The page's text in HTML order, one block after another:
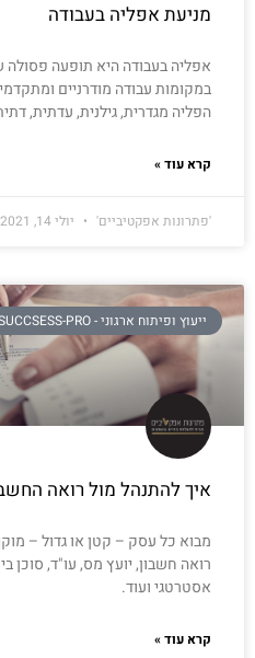
מניעת אפליה בעבודה
אפליה בעבודה היא תופעה
במקומות עבודה מודרניים
הפליה מגדרית, גילנית, עדתית,
קרא עוד »
'פתרונות אפקטיביים' יולי 14, 2021
ייעוץ ופיתוח ארגוני - SUCCSESS-PRO
איך להתנהל מול רואה
מבוא כל עסק – קטן או גדול –
רואה חשבון, יועץ מס, עו"ד, סוכן
אסטרטגי ועוד.
קרא עוד »